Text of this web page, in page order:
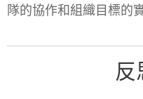
隊的協作和組織目標的
反